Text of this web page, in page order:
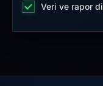
Veri ve rapor